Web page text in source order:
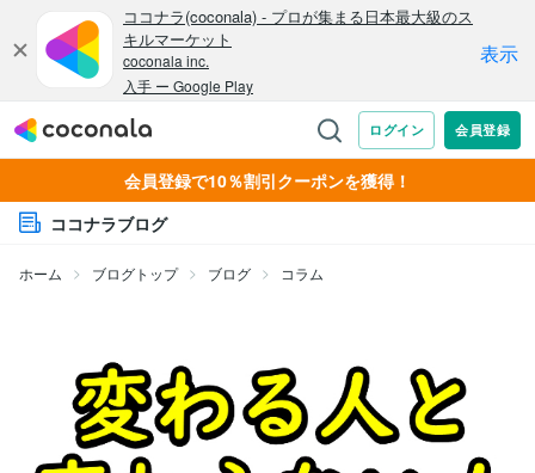
会員登録で10％割引クーポンを獲得！
ココナラブログ
ホーム ブログトップ ブログ コラム